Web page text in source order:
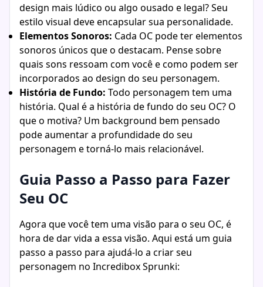
design mais lúdico ou algo ousado e legal? Seu
estilo visual deve encapsular sua personalidade.
Elementos Sonoros: Cada OC pode ter elementos
sonoros únicos que o destacam. Pense sobre
quais sons ressoam com você e como podem ser
incorporados ao design do seu personagem.
História de Fundo: Todo personagem tem uma
história. Qual é a história de fundo do seu OC? O
que o motiva? Um background bem pensado
pode aumentar a profundidade do seu
personagem e torná-lo mais relacionável.
Guia Passo a Passo para Fazer
Seu OC
Agora que você tem uma visão para o seu OC, é
hora de dar vida a essa visão. Aqui está um guia
passo a passo para ajudá-lo a criar seu
personagem no Incredibox Sprunki: